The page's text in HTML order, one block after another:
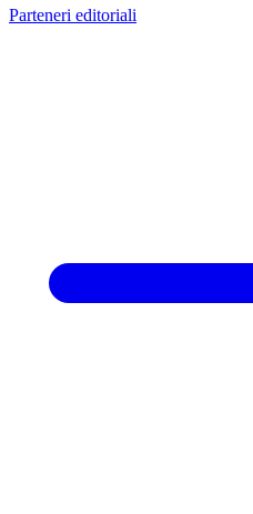
Parteneri editoriali